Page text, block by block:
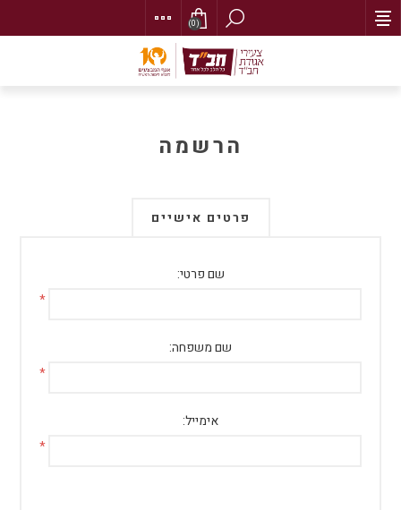
(0)
הרשמה
פרטים אישיים
שם פרטי:
*
שם משפחה:
*
אימייל:
*